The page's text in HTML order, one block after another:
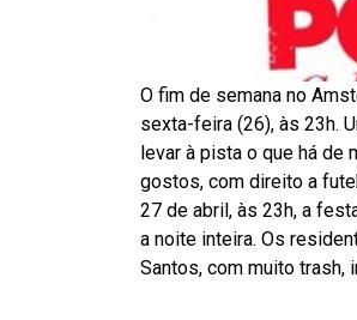
O fim de semana no
sexta-feira (26), às 23h.
levar à pista o que há de
gostos, com direito a
27 de abril, às 23h, a
a noite inteira. Os
Santos, com muito trash,